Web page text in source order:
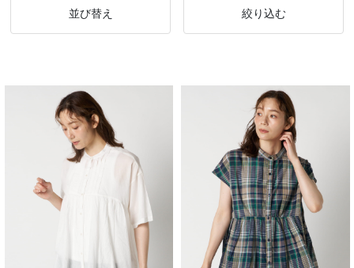
並び替え 絞り込む